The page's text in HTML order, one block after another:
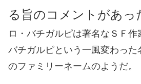
る旨のコメントがあっ
ロ・バチガルピは著名なＳＦ作
バチガルピという一風変わった
のファミリーネームのようだ。